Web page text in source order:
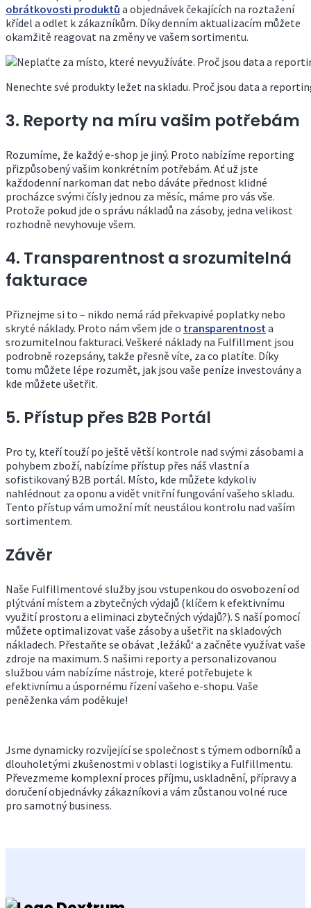
obrátkovosti produktů a objednávek čekajících na roztažení
křídel a odlet k zákazníkům. Díky denním aktualizacím můžete
okamžitě reagovat na změny ve vašem sortimentu.
Nenechte své produkty ležet na skladu. Proč jsou data a
3. Reporty na míru vašim potřebám
Rozumíme, že každý e-shop je jiný. Proto nabízíme reporting
přizpůsobený vašim konkrétním potřebám. Ať už jste
každodenní narkoman dat nebo dáváte přednost klidné
procházce svými čísly jednou za měsíc, máme pro vás vše.
Protože pokud jde o správu nákladů na zásoby, jedna velikost
rozhodně nevyhovuje všem.
4. Transparentnost a srozumitelná
fakturace
Přiznejme si to – nikdo nemá rád překvapivé poplatky nebo
skryté náklady. Proto nám všem jde o transparentnost a
srozumitelnou fakturaci. Veškeré náklady na Fulfillment jsou
podrobně rozepsány, takže přesně víte, za co platíte. Díky
tomu můžete lépe rozumět, jak jsou vaše peníze investovány a
kde můžete ušetřit.
5. Přístup přes B2B Portál
Pro ty, kteří touží po ještě větší kontrole nad svými zásobami a
pohybem zboží, nabízíme přístup přes náš vlastní a
sofistikovaný B2B portál. Místo, kde můžete kdykoliv
nahlédnout za oponu a vidět vnitřní fungování vašeho skladu.
Tento přístup vám umožní mít neustálou kontrolu nad vaším
sortimentem.
Závěr
Naše Fulfillmentové služby jsou vstupenkou do osvobození od
plýtvání místem a zbytečných výdajů (klíčem k efektivnímu
využití prostoru a eliminaci zbytečných výdajů?). S naší pomocí
můžete optimalizovat vaše zásoby a ušetřit na skladových
nákladech. Přestaňte se obávat ‚ležáků‘ a začněte využívat vaše
zdroje na maximum. S našimi reporty a personalizovanou
službou vám nabízíme nástroje, které potřebujete k
efektivnímu a úspornému řízení vašeho e-shopu. Vaše
peněženka vám poděkuje!
Jsme dynamicky rozvíjející se společnost s týmem odborníků a
dlouholetými zkušenostmi v oblasti logistiky a Fulfillmentu.
Převezmeme komplexní proces příjmu, uskladnění, přípravy a
doručení objednávky zákazníkovi a vám zůstanou volné ruce
pro samotný business.